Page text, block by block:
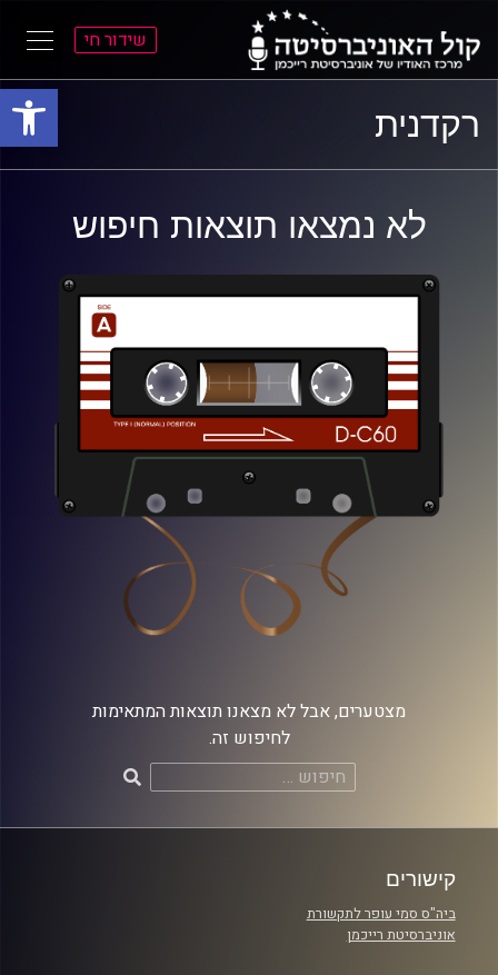
פתח
התפריט
הראשי
התוכן
הראשי
שידור חי
רקדנית
לא נמצאו תוצאות חיפוש
מצטערים, אבל לא מצאנו תוצאות המתאימות
לחיפוש זה.
חיפוש:
קישורים
ביה"ס סמי עופר לתקשורת
אוניברסיטת רייכמן